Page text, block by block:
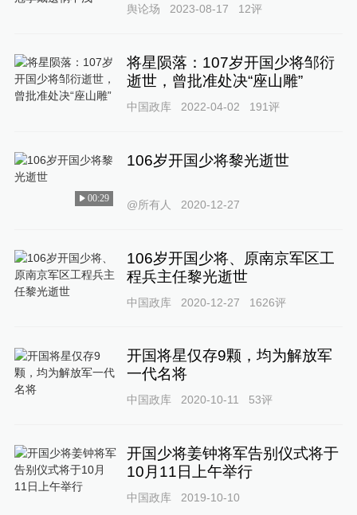
舆论场 2023-08-17 12评
将星陨落：107岁开国少将邹衍
逝世，曾批准处决“座山雕”
中国政库 2022-04-02 191评
00:29
106岁开国少将黎光逝世
@所有人 2020-12-27
106岁开国少将、原南京军区工
程兵主任黎光逝世
中国政库 2020-12-27 1626评
开国将星仅存9颗，均为解放军
一代名将
中国政库 2020-10-11 53评
开国少将姜钟将军告别仪式将于
10月11日上午举行
中国政库 2019-10-10